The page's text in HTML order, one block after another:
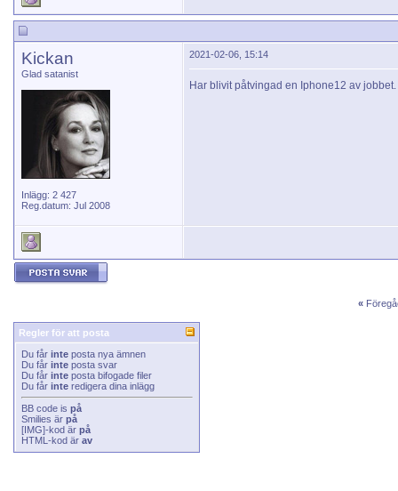
Kickan
Glad satanist
Inlägg: 2 427
Reg.datum: Jul 2008
2021-02-06, 15:14
Har blivit påtvingad en Iphone12 av
«
Regler för att posta
Du får inte posta nya ämnen
Du får inte posta svar
Du får inte posta bifogade filer
Du får inte redigera dina inlägg
BB code is på
Smilies är på
[IMG]-kod är på
HTML-kod är av